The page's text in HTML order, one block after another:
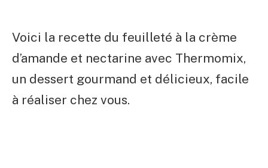
Voici la recette du feuilleté à la crème
d’amande et nectarine avec Thermomix,
un dessert gourmand et délicieux, facile
à réaliser chez vous.